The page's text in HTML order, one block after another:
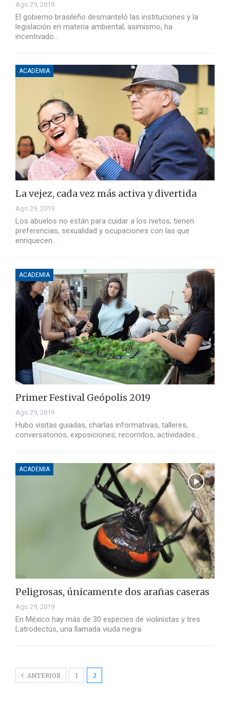
Ago 29, 2019
El gobierno brasileño desmanteló las instituciones y la
legislación en materia ambiental; asimismo, ha
incentivado…
ACADEMIA
La vejez, cada vez más activa y divertida
Ago 29, 2019
Los abuelos no están para cuidar a los nietos; tienen
preferencias, sexualidad y ocupaciones con las que
enriquecen…
ACADEMIA
Primer Festival Geópolis 2019
Ago 29, 2019
Hubo visitas guiadas, charlas informativas, talleres,
conversatorios, exposiciones, recorridos, actividades…
ACADEMIA
Peligrosas, únicamente dos arañas caseras
Ago 29, 2019
En México hay más de 30 especies de violinistas y tres
Latrodectus, una llamada viuda negra
ANTERIOR 1 2